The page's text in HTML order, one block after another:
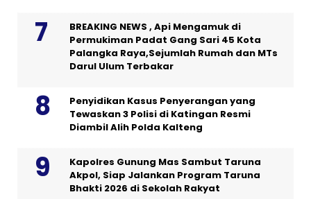
BREAKING NEWS , Api Mengamuk di
Permukiman Padat Gang Sari 45 Kota
Palangka Raya,Sejumlah Rumah dan MTs
Darul Ulum Terbakar
Penyidikan Kasus Penyerangan yang
Tewaskan 3 Polisi di Katingan Resmi
Diambil Alih Polda Kalteng
Kapolres Gunung Mas Sambut Taruna
Akpol, Siap Jalankan Program Taruna
Bhakti 2026 di Sekolah Rakyat